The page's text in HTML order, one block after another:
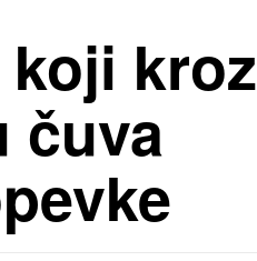
kroz
čuva